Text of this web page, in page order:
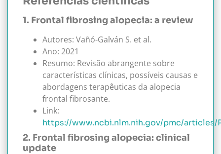
1. Frontal fibrosing alopecia: a review
Autores: Vañó-Galván S. et al.
Ano: 2021
Resumo: Revisão abrangente sobre
características clínicas, possíveis causas e
abordagens terapêuticas da alopecia
frontal fibrosante.
Link:
https://www.ncbi.nlm.nih.gov/pmc/articles/
2. Frontal fibrosing alopecia: clinical
update